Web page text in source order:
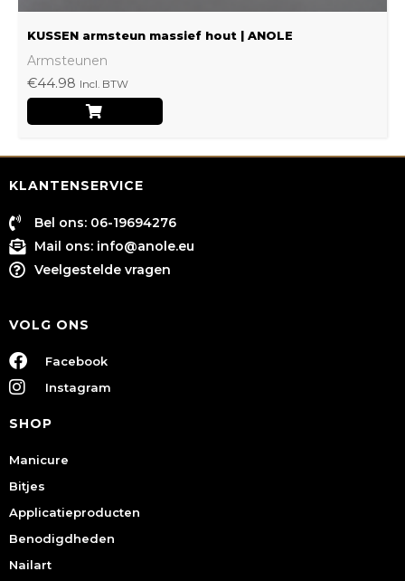
KUSSEN armsteun massief hout | ANOLE
Armsteunen
€44.98 Incl. BTW
KLANTENSERVICE
Bel ons: 06-19694276
Mail ons: info@anole.eu
Veelgestelde vragen
VOLG ONS
Facebook
Instagram
SHOP
Manicure
Bitjes
Applicatieproducten
Benodigdheden
Nailart